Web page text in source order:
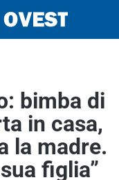
bimba di
in casa,
la madre.
figlia”